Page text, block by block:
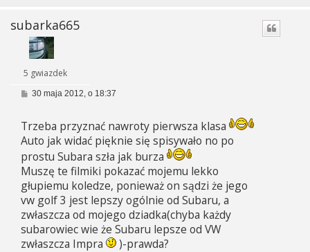
subarka665
5 gwiazdek
P
t
30 maja 2012, o 18:37
Trzeba przyznać nawroty pierwsza klasa
Auto jak widać pięknie się spisywało no po
prostu Subara szła jak burza
Muszę te filmiki pokazać mojemu lekko
głupiemu koledze, ponieważ on sądzi że jego
vw golf 3 jest lepszy ogólnie od Subaru, a
zwłaszcza od mojego dziadka(chyba każdy
subarowiec wie że Subaru lepsze od VW
zwłaszcza Impra
)-prawda?